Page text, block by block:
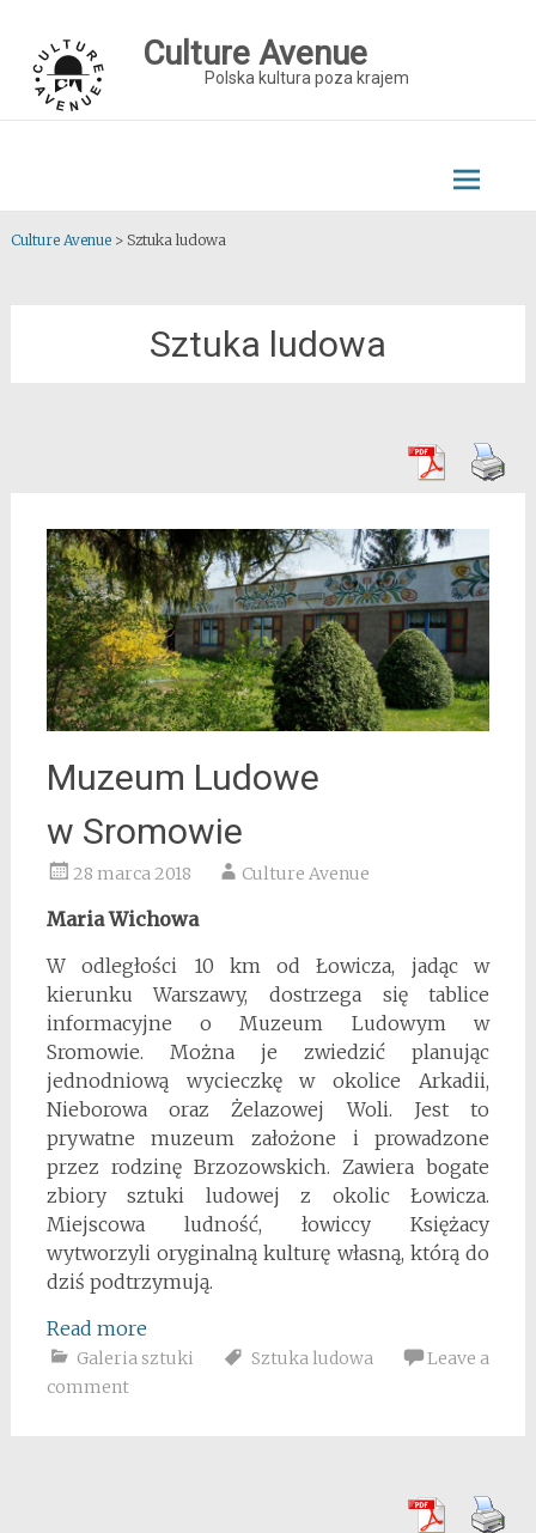
content
Culture Avenue
Polska kultura poza krajem
Culture Avenue> Sztuka ludowa
Sztuka ludowa
Muzeum Ludowe
w Sromowie
28 marca 2018 Culture Avenue
Maria Wichowa
W odległości 10 km od Łowicza, jadąc w
kierunku Warszawy, dostrzega się tablice
informacyjne o Muzeum Ludowym w
Sromowie. Można je zwiedzić planując
jednodniową wycieczkę w okolice Arkadii,
Nieborowa oraz Żelazowej Woli. Jest to
prywatne muzeum założone i prowadzone
przez rodzinę Brzozowskich. Zawiera bogate
zbiory sztuki ludowej z okolic Łowicza.
Miejscowa ludność, łowiccy Księżacy
wytworzyli oryginalną kulturę własną, którą do
dziś podtrzymują.
Read more
Galeria sztuki Sztuka ludowa
Leave a
comment